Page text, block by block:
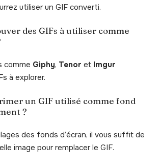
utiliser un GIF converti.
des GIFs à utiliser comme
comme Giphy, Tenor et Imgur
à explorer.
un GIF utilisé comme fond
?
des fonds d’écran, il vous suffit de
image pour remplacer le GIF.